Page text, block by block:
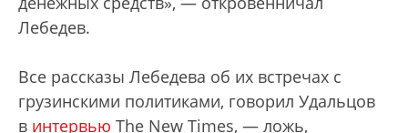
Лебедев.
Все рассказы Лебедева об их встречах с
грузинскими политиками, говорил Удальцов
в интервью The New Times, — ложь,